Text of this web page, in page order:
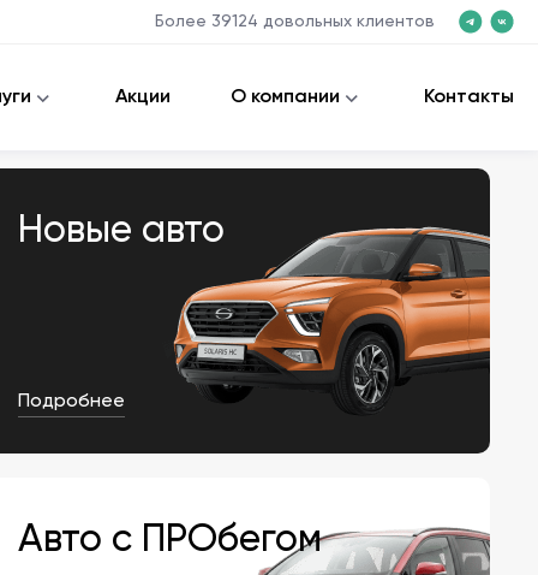
Более 39124 довольных клиентов
Акции О компании Контакты
Новые авто
Подробнее
Авто с ПРОбегом